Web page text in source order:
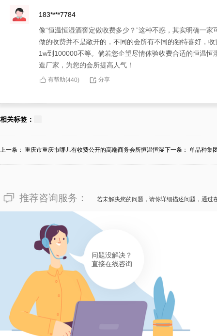
183****7784
像“恒温恒湿酒窖定做收费多少？”这种不惑，其实明确一
做的收费并不是敞开的，不同的会所有不同的独特喜好，
1w到100000不等。倘若您企望尽情体验收费合适的恒温
造厂家，为您的会所提高人气！
有帮助(440) 分享
130****6565
新津迈菲酒柜酒窖改造厂家，确保无论收费高低，您都会
152****4409
恒湿酒窖的独特喜好，包括定做或改造恒温恒湿酒窖时的
酒柜酒窖改造厂家，不只有提供从定做设计到改造的整套
有帮助(440
相关标签：
上一条： 重庆市重庆市哪儿有收费公开的高端商务会所恒温恒湿下一条： 单品种集
推荐咨询服务： 若未解决您的问题，请你详细描述问题，通过
问题没解决？
直接在线咨询